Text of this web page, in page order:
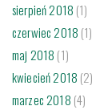
sierpień 2018 (1)
czerwiec 2018 (1)
maj 2018 (1)
kwiecień 2018 (2)
marzec 2018 (4)